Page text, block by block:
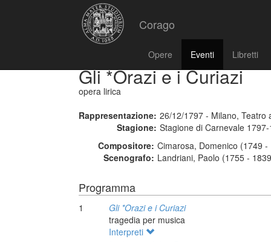
Corago
Opere Eventi Libretti
Gli *Orazi e i Curiazi
opera lirica
Rappresentazione: 26/12/1797 - Milano, Teatro
Stagione: Stagione di Carnevale
Compositore: Cimarosa, Domenico (1749
Scenografo: Landriani, Paolo (1755 -
Programma
1
Gli *Orazi e i Curiazi
tragedia per musica
Interpreti